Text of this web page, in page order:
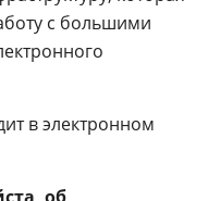
с большими
в электронном